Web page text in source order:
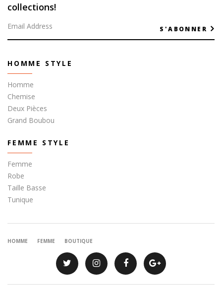
collections!
S'ABONNER
HOMME STYLE
Homme
Chemise
Deux Pièces
Grand Boubou
FEMME STYLE
Femme
Robe
Taille Basse
Tunique
HOMME FEMME BOUTIQUE